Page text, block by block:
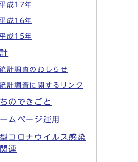
成17年
成16年
成15年
計調査のおしらせ
計調査に関するリンク
のできごと
ムページ運用
コロナウイルス感染
連